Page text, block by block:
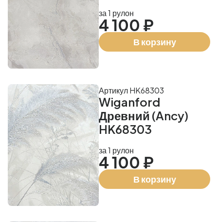
за 1 рулон
4 100 ₽
В корзину
Wiganford
Древний (Ancy)
HK68303
Артикул HK68303
за 1 рулон
4 100 ₽
В корзину